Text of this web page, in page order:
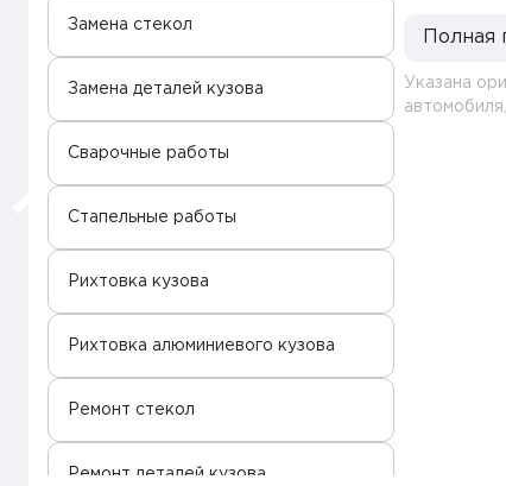
Замена стекол
Замена деталей кузова
Сварочные работы
Стапельные работы
Рихтовка кузова
Рихтовка алюминиевого кузова
Ремонт стекол
Ремонт деталей кузова
Полная
Указана